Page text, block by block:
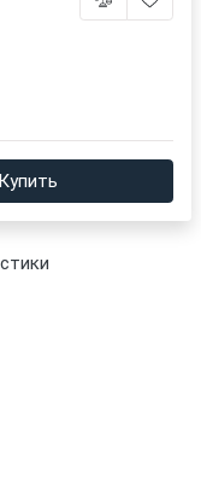
Купить